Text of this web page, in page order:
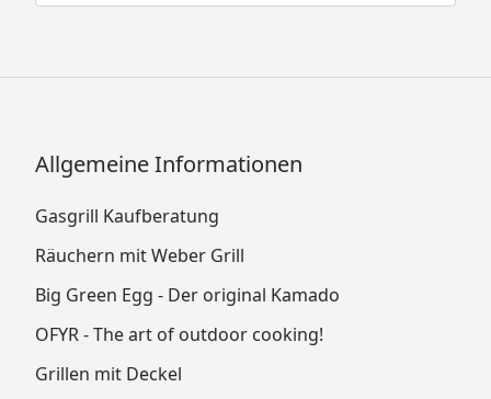
Allgemeine Informationen
Gasgrill Kaufberatung
Räuchern mit Weber Grill
Big Green Egg - Der original Kamado
OFYR - The art of outdoor cooking!
Grillen mit Deckel